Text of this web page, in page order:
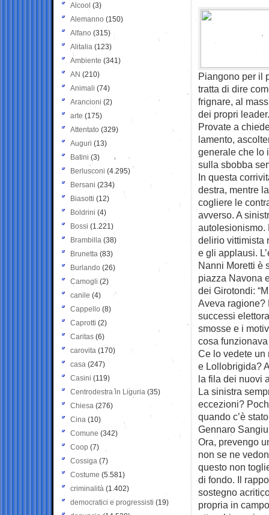
Piangono per il
tratta di dire
frignare, al
dei propri leader.
Provate a
lamento,
generale che lo
sulla sbobba
In questa
destra, mentre
cogliere le
avverso. A
autolesionismo.
delirio vittimista
e gli applausi.
Nanni Moretti è
piazza Navona
dei Girotondi:
Aveva ragione?
successi
smosse e i
cosa
Ce lo vedete un
e Lollobrigida?
la fila dei nuovi
La sinistra
eccezioni?
quando c’è
Gennaro
Ora, prevengo
non se ne
questo non
di fondo. Il
sostegno
propria in
Alcool (3)
Alemanno (150)
Alfano (315)
Alitalia (123)
Ambiente (341)
AN (210)
Animali (74)
Arancioni (2)
arte (175)
Attentato (329)
Auguri (13)
Batini (3)
Berlusconi (4.295)
Bersani (234)
Biasotti (12)
Boldrini (4)
Bossi (1.221)
Brambilla (38)
Brunetta (83)
Burlando (26)
Camogli (2)
canile (4)
Cappello (8)
Caprotti (2)
Caritas (6)
carovita (170)
casa (247)
Casini (119)
Centrodestra in Liguria (35)
Chiesa (276)
Cina (10)
Comune (342)
Coop (7)
Cossiga (7)
Costume (5.581)
criminalità (1.402)
democratici e progressisti (19)